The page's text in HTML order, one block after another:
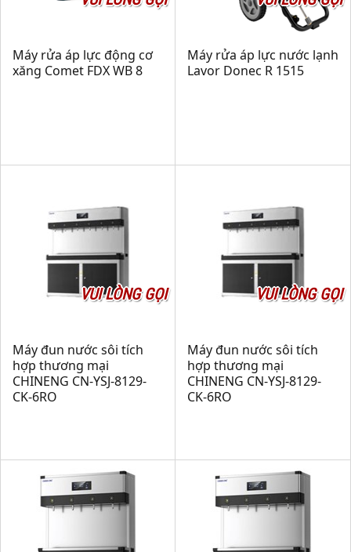
Máy rửa áp lực động cơ
xăng Comet FDX WB 8
Máy rửa áp lực nước lạnh
Lavor Donec R 1515
VUI LÒNG GỌI
Máy đun nước sôi tích
hợp thương mại
CHINENG CN-YSJ-8129-
CK-6RO
VUI LÒNG GỌI
Máy đun nước sôi tích
hợp thương mại
CHINENG CN-YSJ-8129-
CK-6RO